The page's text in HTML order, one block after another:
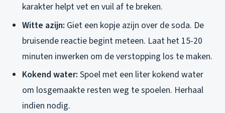
karakter helpt vet en vuil af te breken.
Witte azijn: Giet een kopje azijn over de soda. De
bruisende reactie begint meteen. Laat het 15-20
minuten inwerken om de verstopping los te maken.
Kokend water: Spoel met een liter kokend water
om losgemaakte resten weg te spoelen. Herhaal
indien nodig.